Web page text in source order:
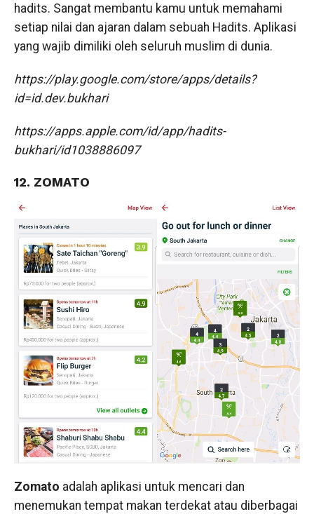
hadits. Sangat membantu kamu untuk memahami
setiap nilai dan ajaran dalam sebuah Hadits. Aplikasi
yang wajib dimiliki oleh seluruh muslim di dunia.
https://play.google.com/store/apps/details?
id=id.dev.bukhari
https://apps.apple.com/id/app/hadits-
bukhari/id1038886097
12. ZOMATO
Zomato adalah aplikasi untuk mencari dan
menemukan tempat makan terdekat atau diberbagai